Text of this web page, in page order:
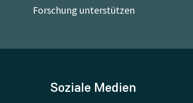
Forschung unterstützen
Soziale Medien